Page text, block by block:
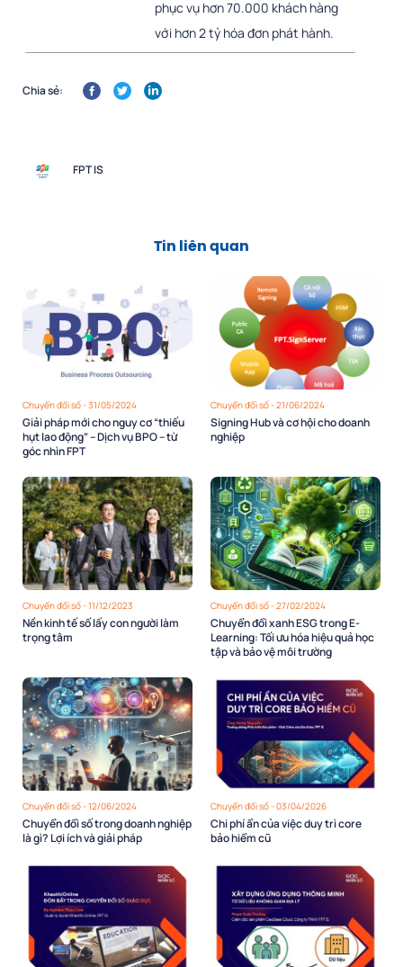
phục vụ hơn 70.000 khách hàng
với hơn 2 tỷ hóa đơn phát hành.
Chia sẻ:
FPT IS
Tin liên quan
Chuyển đổi số - 31/05/2024
Giải pháp mới cho nguy cơ “thiếu
hụt lao động” – Dịch vụ BPO – từ
góc nhìn FPT
Chuyển đổi số - 21/06/2024
Signing Hub và cơ hội cho doanh
nghiệp
Chuyển đổi số - 11/12/2023
Nền kinh tế số lấy con người làm
trọng tâm
Chuyển đổi số - 27/02/2024
Chuyển đổi xanh ESG trong E-
Learning: Tối ưu hóa hiệu quả học
tập và bảo vệ môi trường
Chuyển đổi số - 12/06/2024
Chuyển đổi số trong doanh nghiệp
là gì? Lợi ích và giải pháp
Chuyển đổi số - 03/04/2026
Chi phí ẩn của việc duy trì core
bảo hiểm cũ